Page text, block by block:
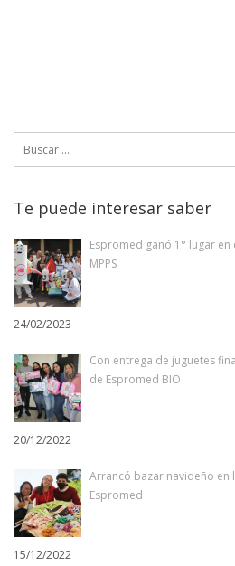
Te puede interesar saber
Espromed ganó 1° lugar
MPPS
24/02/2023
Con entrega de juguetes
de Espromed BIO
20/12/2022
Arrancó bazar navideño en
Espromed
15/12/2022